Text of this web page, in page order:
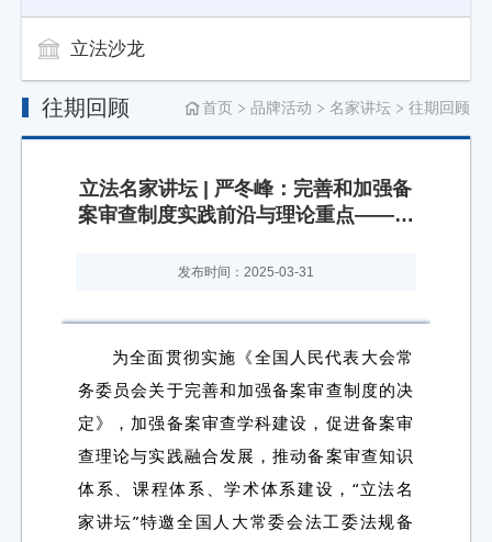
立法沙龙
往期回顾 首页 品牌活动 名家讲坛 往期回顾
立法名家讲坛 | 严冬峰：完善和加强备
案审查制度实践前沿与理论重点——从
发布时间：2025-03-31
为全面贯彻实施《全国人民代表大会常
务委员会关于完善和加强备案审查制度的决
定》，加强备案审查学科建设，促进备案审
查理论与实践融合发展，推动备案审查知识
体系、课程体系、学术体系建设，“立法名
家讲坛”特邀全国人大常委会法工委法规备